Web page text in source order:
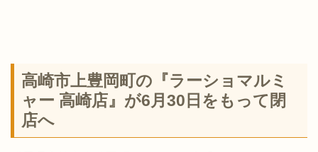
高崎市上豊岡町の『ラーショマルミ
ャー 高崎店』が6月30日をもって閉
店へ